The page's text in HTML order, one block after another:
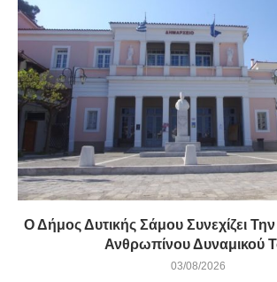
Ο Δήμος Δυτικής Σάμου Συνεχίζει
Ανθρωπίνου Δυναμικού
03/08/2026